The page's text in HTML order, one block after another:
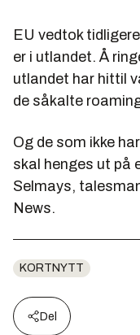
EU vedtok
er i utlandet. Å
utlandet har hittil
de såkalte
Og de som ikke
skal henges ut på
Selmays,
News.
KORTNYTT
Del